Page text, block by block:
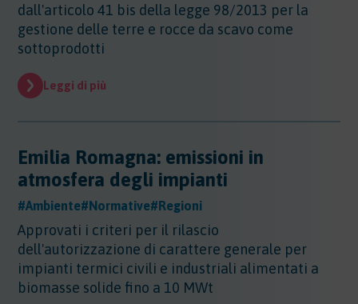
Regioni - Basilicata
Regioni - Calabria
Regioni - Campania
Regioni - Friuli Venezia Giulia
Regioni - Marche
Regioni - Molise
Regioni - Piemonte
Regioni - Sardegna
Regioni - Sicilia
Regioni - Toscana
Regioni - Trentino Alto Adige
Sentenze
Sicurezza
Sicurezza
Sicurezza - PED
Sicurezza - Rischio chimico
Sicurezza - Rischio cancerogeno/mutageno
Sicurezza - Stress Lavoro-Correlato
Sicurezza - Seveso
Sicurezza - Prevenzione incendi
Sicurezza - Rumore
Sicurezza - Radiazioni ottiche
Sicurezza - Covid 19
Sostanze - Schede di Sicurezza
Sostanze - GHS/CLP/REACH
Trasporti
Trasporti
dall'articolo 41 bis della legge 98/2013 per la
gestione delle terre e rocce da scavo come
sottoprodotti
Leggi di più
Emilia Romagna: emissioni in
atmosfera degli impianti
#Ambiente#Normative#Regioni
Approvati i criteri per il rilascio
dell'autorizzazione di carattere generale per
impianti termici civili e industriali alimentati a
biomasse solide fino a 10 MWt